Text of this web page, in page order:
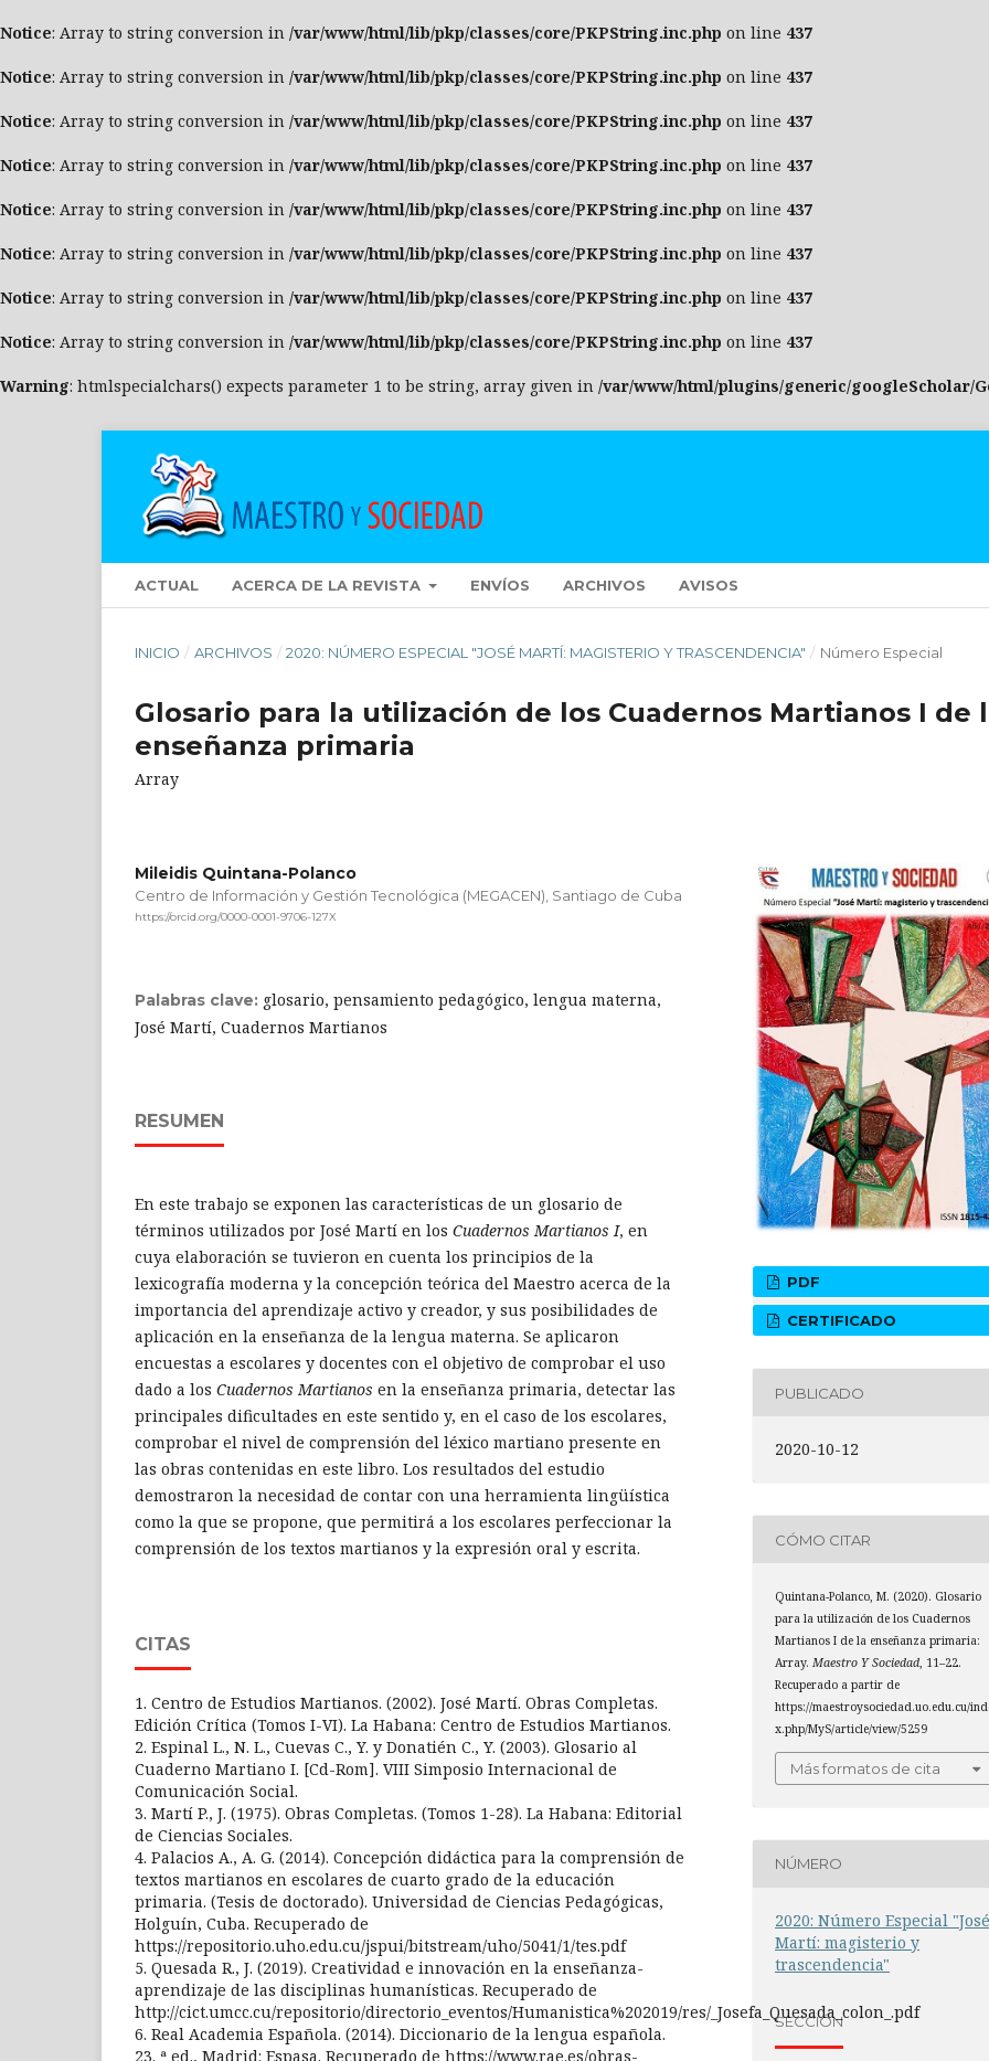
Notice: Array to string conversion in /var/www/html/lib/pkp/classes/core/PKPString.inc.php on line 437
Notice: Array to string conversion in /var/www/html/lib/pkp/classes/core/PKPString.inc.php on line 437
Notice: Array to string conversion in /var/www/html/lib/pkp/classes/core/PKPString.inc.php on line 437
Notice: Array to string conversion in /var/www/html/lib/pkp/classes/core/PKPString.inc.php on line 437
Notice: Array to string conversion in /var/www/html/lib/pkp/classes/core/PKPString.inc.php on line 437
Notice: Array to string conversion in /var/www/html/lib/pkp/classes/core/PKPString.inc.php on line 437
Notice: Array to string conversion in /var/www/html/lib/pkp/classes/core/PKPString.inc.php on line 437
Notice: Array to string conversion in /var/www/html/lib/pkp/classes/core/PKPString.inc.php on line 437
Warning: htmlspecialchars() expects parameter 1 to be string, array given in /var/www/html/plugins/generic/googleScholar/
ACTUAL ACERCA DE LA REVISTA ENVÍOS ARCHIVOS AVISOS
INICIO / ARCHIVOS / 2020: NÚMERO ESPECIAL "JOSÉ MARTÍ: MAGISTERIO Y TRASCENDENCIA" / Número Especial
Glosario para la utilización de los Cuadernos Martianos I de
enseñanza primaria
Array
Mileidis Quintana-Polanco
Centro de Información y Gestión Tecnológica (MEGACEN), Santiago de Cuba
https://orcid.org/0000-0001-9706-127X
Palabras clave: glosario, pensamiento pedagógico, lengua materna,
José Martí, Cuadernos Martianos
RESUMEN
En este trabajo se exponen las características de un glosario de
términos utilizados por José Martí en los Cuadernos Martianos I, en
cuya elaboración se tuvieron en cuenta los principios de la
lexicografía moderna y la concepción teórica del Maestro acerca de la
importancia del aprendizaje activo y creador, y sus posibilidades de
aplicación en la enseñanza de la lengua materna. Se aplicaron
encuestas a escolares y docentes con el objetivo de comprobar el uso
dado a los Cuadernos Martianos en la enseñanza primaria, detectar las
principales dificultades en este sentido y, en el caso de los escolares,
comprobar el nivel de comprensión del léxico martiano presente en
las obras contenidas en este libro. Los resultados del estudio
demostraron la necesidad de contar con una herramienta lingüística
como la que se propone, que permitirá a los escolares perfeccionar la
comprensión de los textos martianos y la expresión oral y escrita.
CITAS
1. Centro de Estudios Martianos. (2002). José Martí. Obras Completas.
Edición Crítica (Tomos I-VI). La Habana: Centro de Estudios Martianos.
2. Espinal L., N. L., Cuevas C., Y. y Donatién C., Y. (2003). Glosario al
Cuaderno Martiano I. [Cd-Rom]. VIII Simposio Internacional de
Comunicación Social.
3. Martí P., J. (1975). Obras Completas. (Tomos 1-28). La Habana: Editorial
de Ciencias Sociales.
4. Palacios A., A. G. (2014). Concepción didáctica para la comprensión de
textos martianos en escolares de cuarto grado de la educación
primaria. (Tesis de doctorado). Universidad de Ciencias Pedagógicas,
Holguín, Cuba. Recuperado de
https://repositorio.uho.edu.cu/jspui/bitstream/uho/5041/1/tes.pdf
5. Quesada R., J. (2019). Creatividad e innovación en la enseñanza-
aprendizaje de las disciplinas humanísticas. Recuperado de
http://cict.umcc.cu/repositorio/directorio_eventos/Humanistica%202019/res/_Josefa_Quesada_colon_.pdf
6. Real Academia Española. (2014). Diccionario de la lengua española.
23. ª ed., Madrid: Espasa. Recuperado de https://www.rae.es/obras-
PDF
CERTIFICADO
PUBLICADO
2020-10-12
CÓMO CITAR
Quintana-Polanco, M. (2020). Glosario
para la utilización de los Cuadernos
Martianos I de la enseñanza primaria:
Array.Maestro Y Sociedad, 11–22.
Recuperado a partir de
https://maestroysociedad.uo.edu.cu/
x.php/MyS/article/view/5259
Más formatos de cita
NÚMERO
2020: Número Especial
Martí: magisterio y
trascendencia"
SECCIÓN